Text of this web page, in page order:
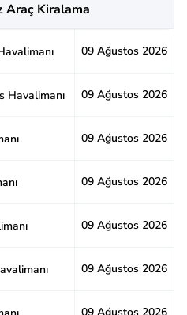
Araç Kiralama
09 Ağustos 2026
Havalimanı 09 Ağustos 2026
09 Ağustos 2026
09 Ağustos 2026
09 Ağustos 2026
09 Ağustos 2026